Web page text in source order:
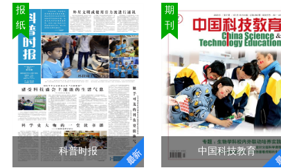
用），任何情况下（静
止或运动），都不会改
变，更不会消失。惯性
是物质自身的一种属
性。
"
天空有多高
很好的科普网站，它用
网页滚动形式展示了从
地球到宇宙深空的距
离，通过滚动鼠标可以
看到各种宇宙飞行器与
行星
"
第19界“明天小小科学
家”奖励活动画册
“明天小小科学家”奖励活
动是一项面向高中生开
展的科技创新后备人才
选拔和培养活动。活动
旨在发现具有科研潜质
的优秀学生，鼓励他们
选择学习科学技术专
业、未来投身科学研究
报
纸
科普时报
期
刊
中国科技教育